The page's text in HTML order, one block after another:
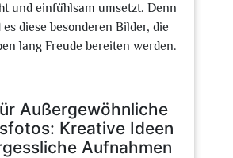
und einfühlsam umsetzt. Denn
diese besonderen Bilder, die
lang Freude bereiten werden.
Außergewöhnliche
Kreative Ideen
Aufnahmen